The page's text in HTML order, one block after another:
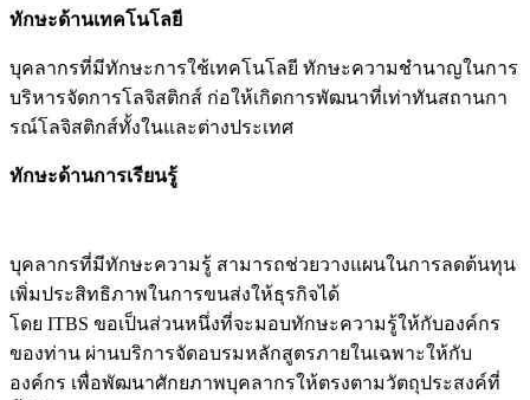
ทักษะด้านเทคโนโลยี
บุคลากรที่มีทักษะการใช้เทคโนโลยี ทักษะความชำนาญในการ
บริหารจัดการโลจิสติกส์ ก่อให้เกิดการพัฒนาที่เท่าทันสถานกา
รณ์โลจิสติกส์ทั้งในและต่างประเทศ
ทักษะด้านการเรียนรู้
บุคลากรที่มีทักษะความรู้ สามารถช่วยวางแผนในการลดต้นทุน
เพิ่มประสิทธิภาพในการขนส่งให้ธุรกิจได้
โดย ITBS ขอเป็นส่วนหนึ่งที่จะมอบทักษะความรู้ให้กับองค์กร
ของท่าน ผ่านบริการจัดอบรมหลักสูตรภายในเฉพาะให้กับ
องค์กร เพื่อพัฒนาศักยภาพบุคลากรให้ตรงตามวัตถุประสงค์ที่